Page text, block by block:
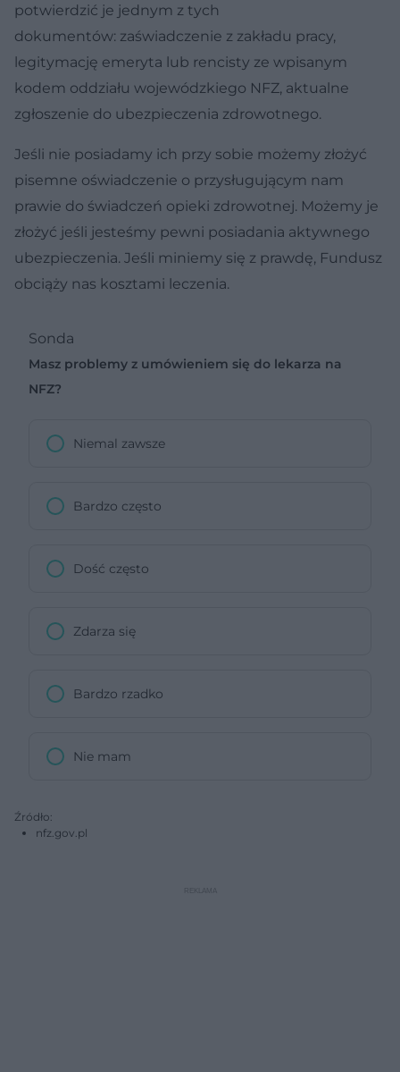
potwierdzić je jednym z tych
dokumentów: zaświadczenie z zakładu pracy,
legitymację emeryta lub rencisty ze wpisanym
kodem oddziału wojewódzkiego NFZ, aktualne
zgłoszenie do ubezpieczenia zdrowotnego.
Jeśli nie posiadamy ich przy sobie możemy złożyć
pisemne oświadczenie o przysługującym nam
prawie do świadczeń opieki zdrowotnej. Możemy je
złożyć jeśli jesteśmy pewni posiadania aktywnego
ubezpieczenia. Jeśli miniemy się z prawdę, Fundusz
obciąży nas kosztami leczenia.
Sonda
Masz problemy z umówieniem się do lekarza na
NFZ?
Niemal zawsze
Bardzo często
Dość często
Zdarza się
Bardzo rzadko
Nie mam
Źródło:
nfz.gov.pl